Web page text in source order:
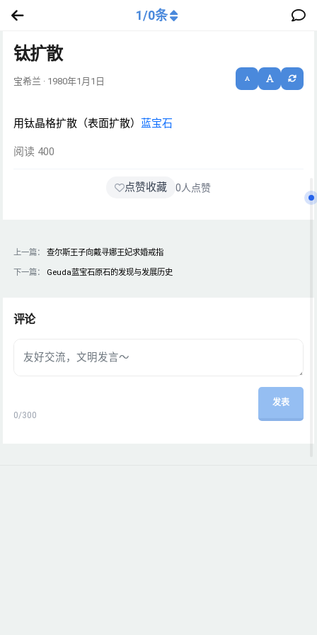
钛扩散
宝希兰 · 1980年1月1日
用钛晶格扩散（表面扩散） 蓝宝石
阅读 400
点赞收藏 0人点赞
上一篇：
查尔斯王子向戴寻娜王妃求婚戒指
下一篇：
Geuda蓝宝石原石的发现与发展历史
评论
0/300
发表
1/0条